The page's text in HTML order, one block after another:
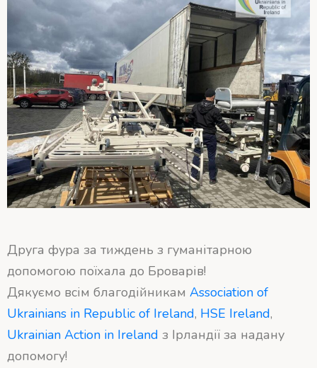
Друга фура за тиждень з гуманітарною
допомогою поїхала до Броварів!
Дякуємо всім благодійникам Association of
Ukrainians in Republic of Ireland, HSE Ireland,
Ukrainian Action in Ireland з Ірландії за надану
допомогу!